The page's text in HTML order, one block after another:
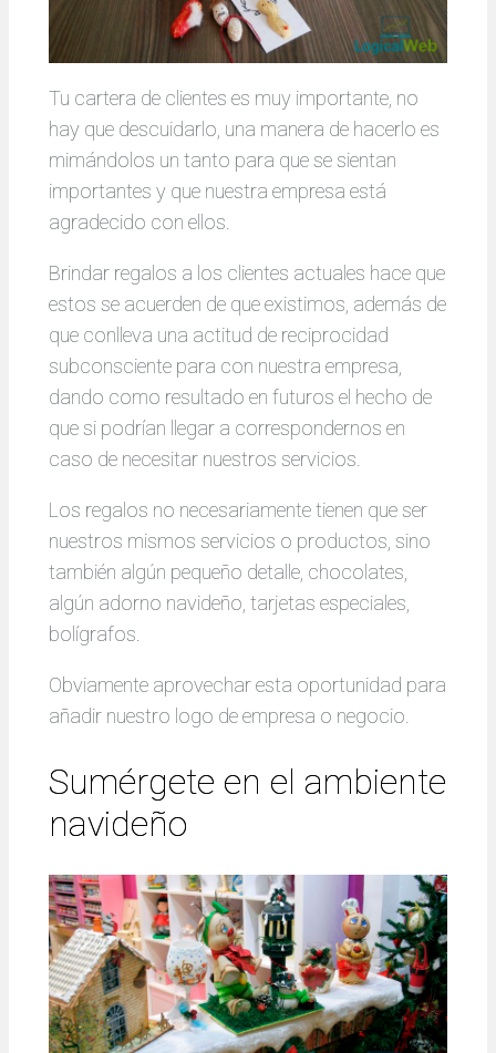
Tu cartera de clientes es muy importante, no
hay que descuidarlo, una manera de hacerlo es
mimándolos un tanto para que se sientan
importantes y que nuestra empresa está
agradecido con ellos.
Brindar regalos a los clientes actuales hace que
estos se acuerden de que existimos, además de
que conlleva una actitud de reciprocidad
subconsciente para con nuestra empresa,
dando como resultado en futuros el hecho de
que si podrían llegar a correspondernos en
caso de necesitar nuestros servicios.
Los regalos no necesariamente tienen que ser
nuestros mismos servicios o productos, sino
también algún pequeño detalle, chocolates,
algún adorno navideño, tarjetas especiales,
bolígrafos.
Obviamente aprovechar esta oportunidad para
añadir nuestro logo de empresa o negocio.
Sumérgete en el ambiente
navideño